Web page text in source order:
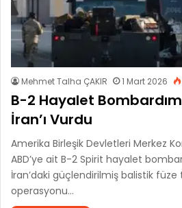
Mehmet Talha ÇAKIR 1 Mart 2026
B-2 Hayalet
İran’ı Vurdu
Amerika Birleşik Devletleri Merkez
ABD’ye ait B-2 Spirit hayalet
İran’daki güçlendirilmiş balistik
operasyonu…